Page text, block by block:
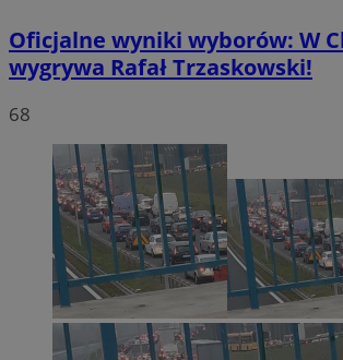
Oficjalne wyniki wyborów: W
wygrywa Rafał Trzaskowski!
68